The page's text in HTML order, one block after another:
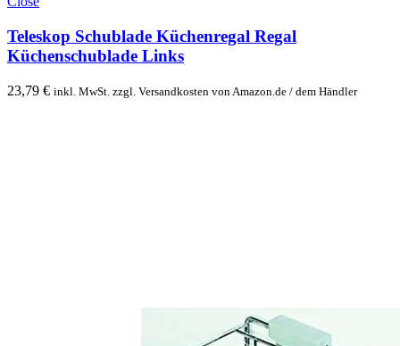
Teleskop Schublade Küchenregal Regal
Küchenschublade Links
23,79 € inkl. MwSt. zzgl. Versandkosten von Amazon.de / dem Händler